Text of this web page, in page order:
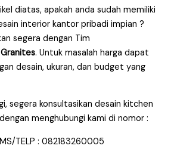
diatas, apakah anda sudah memiliki
interior kantor pribadi impian ?
segera dengan Tim
. Untuk masalah harga dapat
desain, ukuran, dan budget yang
segera konsultasikan desain kitchen
menghubungi kami di nomor :
TELP : 082183260005